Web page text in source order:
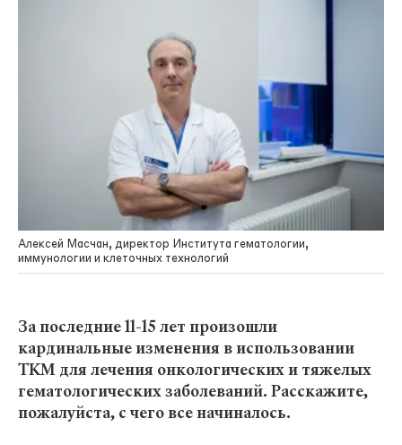
Алексей Масчан, директор Института гематологии,
иммунологии и клеточных технологий
За последние 11-15 лет произошли
кардинальные изменения в использовании
ТКМ для лечения онкологических и тяжелых
гематологических заболеваний. Расскажите,
пожалуйста, с чего все начиналось.